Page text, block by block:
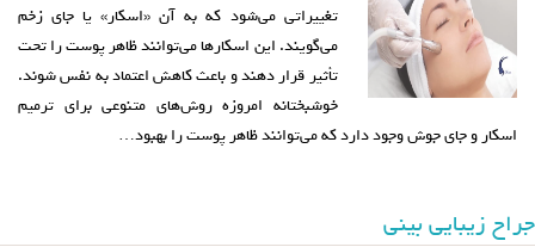
تغییراتی می‌شود که به آن «اسکار» یا جای زخم
می‌گویند. این اسکارها می‌توانند ظاهر پوست را تحت
تأثیر قرار دهند و باعث کاهش اعتماد به نفس شوند.
خوشبختانه امروزه روش‌های متنوعی برای ترمیم
اسکار و جای جوش وجود دارد که می‌توانند ظاهر پوست را بهبود…
جراح زیبایی بینی